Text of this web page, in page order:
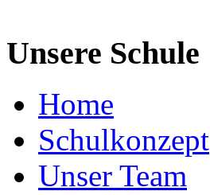
Unsere Schule
Home
Schulkonzept
Unser Team